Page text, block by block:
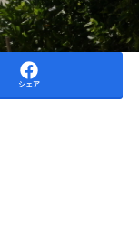
シェア